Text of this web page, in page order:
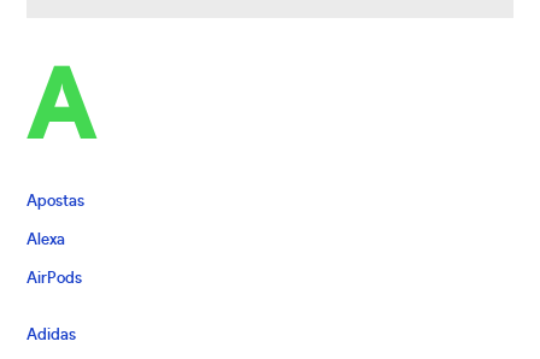
A
Apostas
Alexa
AirPods
Adidas